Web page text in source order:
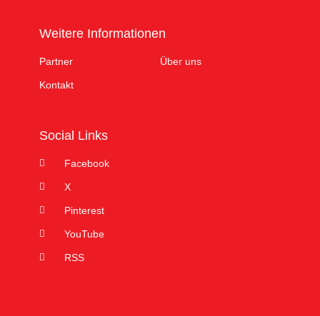
Weitere Informationen
Partner Über uns
Kontakt
Social Links
Facebook
X
Pinterest
YouTube
RSS